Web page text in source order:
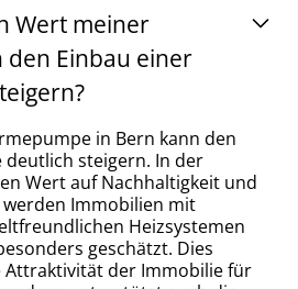
Wert meiner
Einbau einer
in Bern kann den
steigern. In der
Wert auf Nachhaltigkeit und
Immobilien mit
Heizsystemen
geschätzt. Dies
der Immobilie für